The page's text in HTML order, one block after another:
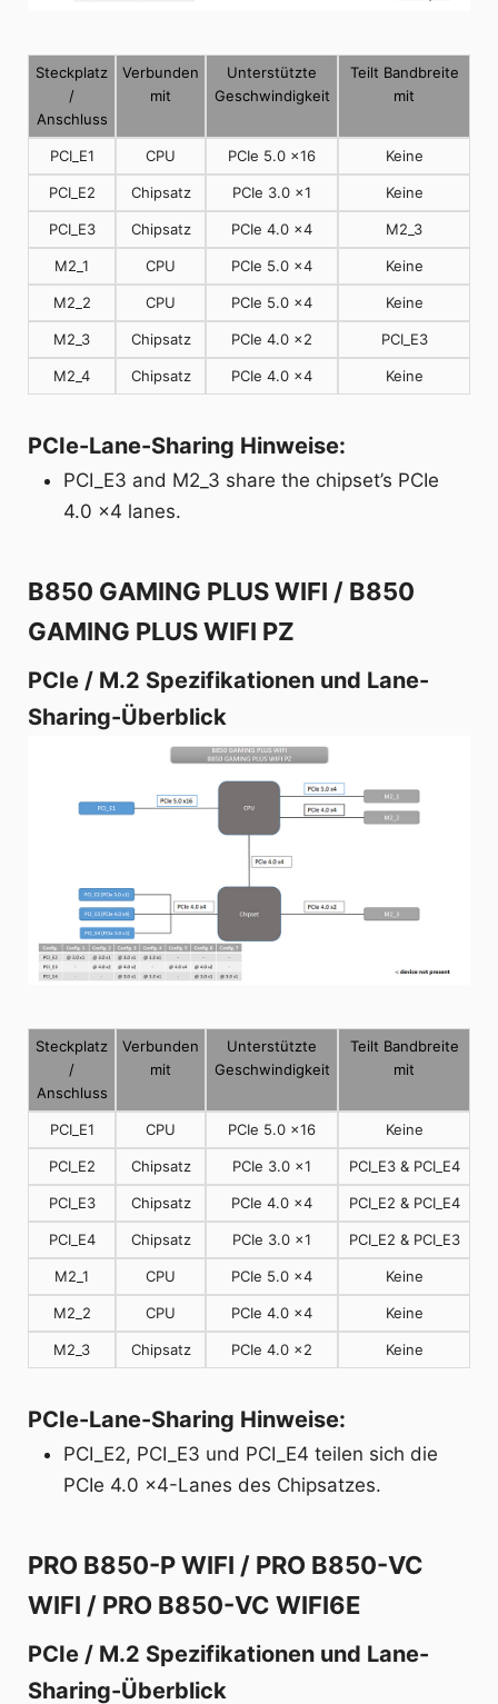
Steckplatz
/
Anschluss
Verbunden
mit
Unterstützte
Geschwindigkeit
Teilt Bandbreite
mit
PCI_E1 CPU PCIe 5.0 x16 Keine
PCI_E2 Chipsatz PCIe 3.0 x1 Keine
PCI_E3 Chipsatz PCIe 4.0 x4 M2_3
M2_1 CPU PCIe 5.0 x4 Keine
M2_2 CPU PCIe 5.0 x4 Keine
M2_3 Chipsatz PCIe 4.0 x2 PCI_E3
M2_4 Chipsatz PCIe 4.0 x4 Keine
PCIe-Lane-Sharing Hinweise:
PCI_E3 and M2_3 share the chipset’s PCIe
4.0 x4 lanes.
B850 GAMING PLUS WIFI / B850
GAMING PLUS WIFI PZ
PCIe / M.2 Spezifikationen und Lane-
Sharing-Überblick
Steckplatz
/
Anschluss
Verbunden
mit
Unterstützte
Geschwindigkeit
Teilt Bandbreite
mit
PCI_E1 CPU PCIe 5.0 x16 Keine
PCI_E2 Chipsatz PCIe 3.0 x1 PCI_E3 & PCI_E4
PCI_E3 Chipsatz PCIe 4.0 x4 PCI_E2 & PCI_E4
PCI_E4 Chipsatz PCIe 3.0 x1 PCI_E2 & PCI_E3
M2_1 CPU PCIe 5.0 x4 Keine
M2_2 CPU PCIe 4.0 x4 Keine
M2_3 Chipsatz PCIe 4.0 x2 Keine
PCIe-Lane-Sharing Hinweise:
PCI_E2, PCI_E3 und PCI_E4 teilen sich die
PCIe 4.0 x4-Lanes des Chipsatzes.
PRO B850-P WIFI / PRO B850-VC
WIFI / PRO B850-VC WIFI6E
PCIe / M.2 Spezifikationen und Lane-
Sharing-Überblick